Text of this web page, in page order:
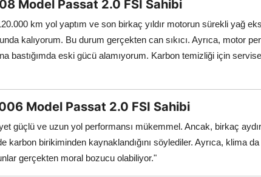
Model Passat 2.0 FSI Sahibi
km yol yaptım ve son birkaç yıldır motorun sürekli yağ
kalıyorum. Bu durum gerçekten can sıkıcı. Ayrıca, motor
bastığımda eski gücü alamıyorum. Karbon temizliği için
Model Passat 2.0 FSI Sahibi
güçlü ve uzun yol performansı mükemmel. Ancak, birkaç
karbon birikiminden kaynaklandığını söylediler. Ayrıca, klima
gerçekten moral bozucu olabiliyor."